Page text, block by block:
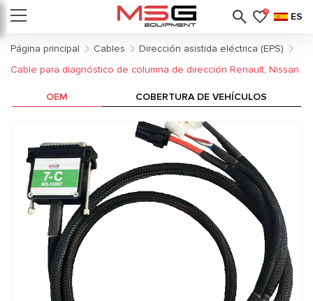
0 ES
Página principal Cables
Dirección asistida eléctrica (EPS)
Cable para diagnóstico de columna de dirección Renault, Nissan
OEM COBERTURA DE VEHÍCULOS